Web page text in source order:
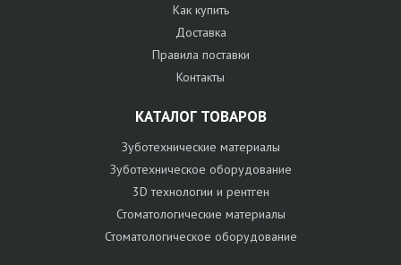
Как купить
Доставка
Правила поставки
Контакты
КАТАЛОГ ТОВАРОВ
Зуботехнические материалы
Зуботехническое оборудование
3D технологии и рентген
Стоматологические материалы
Стоматологическое оборудование